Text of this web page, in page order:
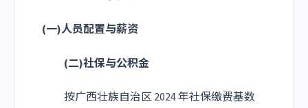
(一)人员配置与薪资
(二)社保与公积金
按广西壮族自治区 2024 年社保缴费基数